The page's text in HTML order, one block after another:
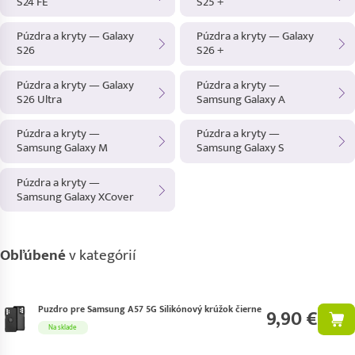
Púzdra a kryty — Galaxy
S26
Púzdra a kryty — Galaxy
S26 +
Púzdra a kryty — Galaxy
S26 Ultra
Púzdra a kryty —
Samsung Galaxy A
Púzdra a kryty —
Samsung Galaxy M
Púzdra a kryty —
Samsung Galaxy S
Púzdra a kryty —
Samsung Galaxy XCover
Obľúbenév kategórií
Na sklade
Puzdro pre Samsung A57 5G Silikónový krúžok čierne 9,90 €